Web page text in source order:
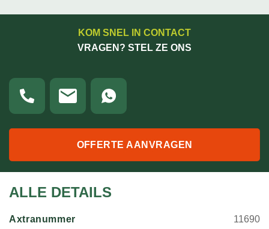
KOM SNEL IN CONTACT
VRAGEN? STEL ZE ONS
OFFERTE AANVRAGEN
ALLE DETAILS
Axtranummer 11690